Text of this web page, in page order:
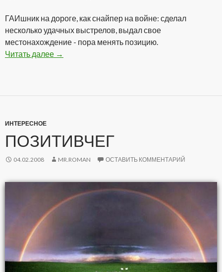
ГАИшник на дороге, как снайпер на войне: сделал
несколько удачных выстрелов, выдал свое
местонахождение - пора менять позицию.
Читать далее Подборка Анекдотов
→
ИНТЕРЕСНОЕ
ПОЗИТИВЧЕГ
04.02.2008 MR.ROMAN ОСТАВИТЬ КОММЕНТАРИЙ